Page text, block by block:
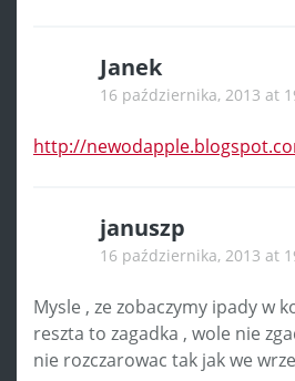
Janek
16 października, 2013 at
http://
januszp
16 października, 2013 at
Mysle , ze zobaczymy ipady w
reszta to zagadka , wole nie
nie rozczarowac tak jak we